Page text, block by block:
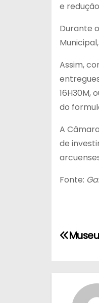
e
Durante
Assim,
16H30M,
do
A
de
Fonte:
N
v